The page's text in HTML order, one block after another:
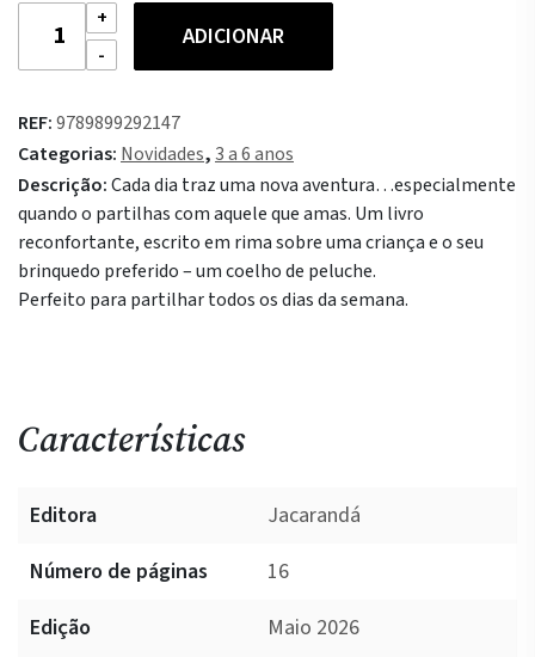
Quantidade
Adoro-
Todos
os
Dias
ADICIONAR
REF:9789899292147
Categorias: Novidades,3 a 6 anos
Descrição:Cada dia traz uma nova aventura…especialmente
quando o partilhas com aquele que amas. Um livro
reconfortante, escrito em rima sobre uma criança e o seu
brinquedo preferido – um coelho de peluche.
Perfeito para partilhar todos os dias da semana.
Características
Editora
Jacarandá
Número de páginas
16
Edição
Maio 2026